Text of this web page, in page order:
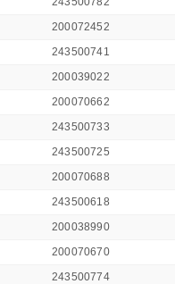
200072452
243500741
200039022
200070662
243500733
243500725
200070688
243500618
200038990
200070670
243500774